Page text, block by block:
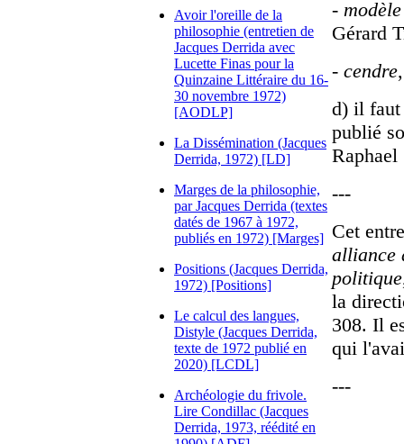
Avoir l'oreille de la
philosophie (entretien de
Jacques Derrida avec
Lucette Finas pour la
Quinzaine Littéraire du 16-
30 novembre 1972)
[AODLP]
La Dissémination (Jacques
Derrida, 1972) [LD]
Marges de la philosophie,
par Jacques Derrida (textes
datés de 1967 à 1972,
publiés en 1972) [Marges]
Positions (Jacques Derrida,
1972) [Positions]
Le calcul des langues,
Distyle (Jacques Derrida,
texte de 1972 publié en
2020) [LCDL]
Archéologie du frivole.
Lire Condillac (Jacques
Derrida, 1973, réédité en
- modèle
Gérard
- cendre
d) il faut
publié
---
Cet
alliance
politique
la
308. Il
qui
---